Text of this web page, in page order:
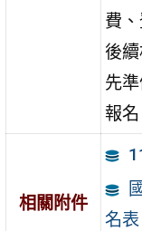
費
後
先
報名
相關附件
名表